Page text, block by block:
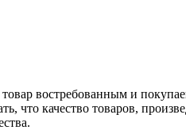
востребованным и
что качество товаров,